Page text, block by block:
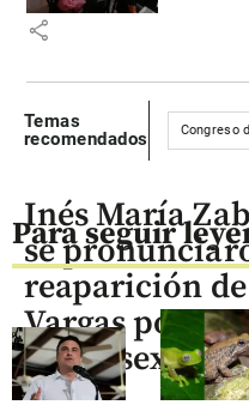
share
Temas
recomendados
Congreso
Para seguir
Inés María
se
reaparición
Vargas por
acoso sexual,